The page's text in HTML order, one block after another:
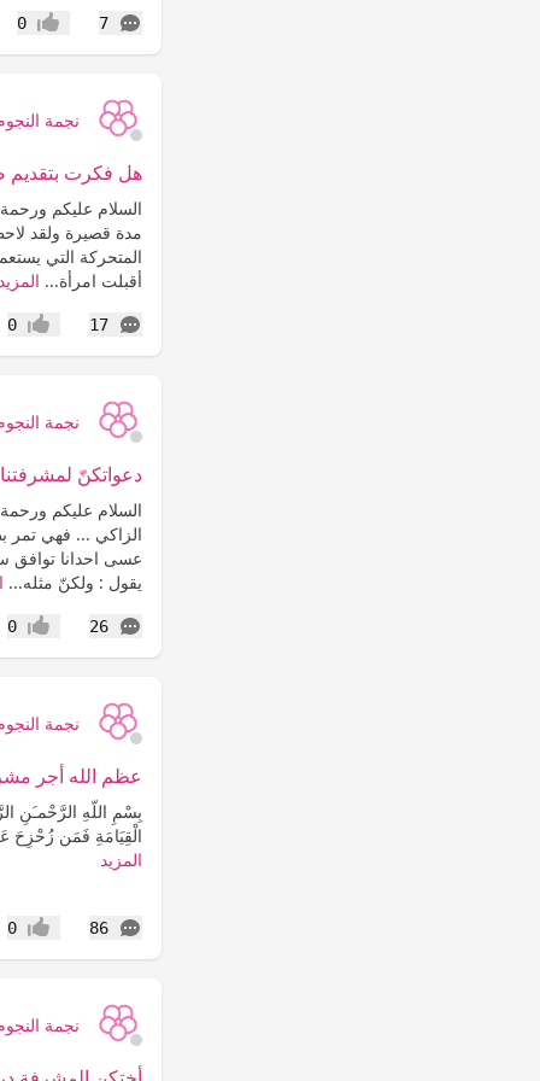
7
التعليقات إعجاب0
نجمة
هل فكرت بتقديم
السلام عليكم
مدة قصيرة ولقد
المتحركة التي
أقبلت امرأة...
17
التعليقات إعجاب0
نجمة
دعواتكنّ لمشرفتنا
السلام عليكم
الزاكي ... فهي تمر
عسى احدانا توافق
يقول : ولكنّ مثله...
26
التعليقات إعجاب0
نجمة
عظم الله أجر
بِسْمِ اللّهِ الرَّحْمـَنِ
الْقِيَامَةِ فَمَن زُحْزِحَ عَنِ
المزيد
86
التعليقات إعجاب0
نجمة